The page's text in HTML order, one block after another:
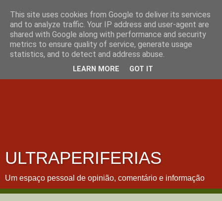
ULTRAPERIFERIAS
Um espaço pessoal de opinião, comentário e informação
This site uses cookies from Google to deliver its services
and to analyze traffic. Your IP address and user-agent are
shared with Google along with performance and security
metrics to ensure quality of service, generate usage
statistics, and to detect and address abuse.
LEARN MORE GOT IT